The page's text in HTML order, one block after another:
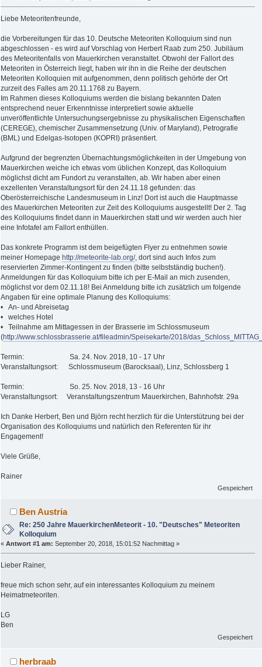
Liebe Meteoritenfreunde,
die Vorbereitungen für das 10. Deutsche Meteoriten Kolloquium sind nun
abgeschlossen - es wird auf Vorschlag von Herbert Raab zum 250. Jubiläum
des Meteoritenfalls von Mauerkirchen veranstaltet. Obwohl der Fallort des
Meteoriten in Österreich liegt, haben wir ihn in die Reihe der deutschen
Meteoriten Kolloquien mit aufgenommen, denn politisch gehörte der Ort
zurzeit des Falles am 20.11.1768 zu Bayern.
Im Rahmen dieses Kolloquiums werden die bislang bekannten Daten
entsprechend neuer Erkenntnisse interpretiert sowie aktuelle
unveröffentlichte Untersuchungsergebnisse zu physikalischen Eigenschaften
(CEREGE), chemischer Zusammensetzung (Univ. of Maryland), Petrografie
(BML) und Edelgas-Isotopen (KOPRI) präsentiert.
Aufgrund der begrenzten Übernachtungsmöglichkeiten in der Umgebung von
Mauerkirchen weiche ich etwas vom üblichen Konzept, das Kolloquium
möglichst dicht am Fundort zu veranstalten, ab. Wir haben aber einen
exzellenten Veranstaltungsort für den 24.11.18 gefunden: das
Oberösterreichische Landesmuseum in Linz! Dort ist auch die Hauptmasse
des Mauerkirchen Meteoriten zur Zeit des Kolloquiums ausgestellt! Der 2. Tag
des Kolloquiums findet dann in Mauerkirchen statt und wir werden auch hier
eine Infotafel am Fallort enthüllen.
Das konkrete Programm ist dem beigefügten Flyer zu entnehmen sowie
meiner Homepage http://meteorite-lab.org/, dort sind auch Infos zum
reservierten Zimmer-Kontingent zu finden (bitte selbstständig buchen!).
Anmeldungen für das Kolloquium bitte ich per E-Mail an mich zusenden,
möglichst vor dem 02.11.18! Bei Anmeldung bitte ich zusätzlich um folgende
Angaben für eine optimale Planung des Kolloquiums:
• An- und Abreisetag
• welches Hotel
• Teilnahme am Mittagessen in der Brasserie im Schlossmuseum
(http://www.schlossbrasserie.at/fileadmin/Speisekarte/2018/
Termin: Sa. 24. Nov. 2018, 10 - 17 Uhr
Veranstaltungsort: Schlossmuseum (Barocksaal), Linz, Schlossberg 1
Termin: So. 25. Nov. 2018, 13 - 16 Uhr
Veranstaltungsort: Veranstaltungszentrum Mauerkirchen, Bahnhofstr. 29a
Ich Danke Herbert, Ben und Björn recht herzlich für die Unterstützung bei der
Organisation des Kolloquiums und natürlich den Referenten für ihr
Engagement!
Viele Grüße,
Rainer
Gespeichert
Ben Austria
Re: 250 Jahre MauerkirchenMeteorit - 10. "Deutsches" Meteoriten
Kolloquium
« Antwort #1 am: September 20, 2018, 15:01:52 Nachmittag »
Lieber Rainer,
freue mich schon sehr, auf ein interessantes Kolloquium zu meinem
Heimatmeteoriten.
LG
Ben
Gespeichert
herbraab